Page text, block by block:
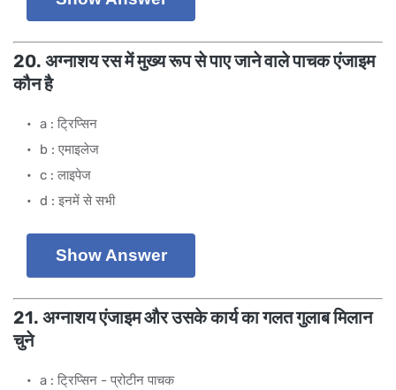
20. अग्नाशय रस में मुख्य रूप से पाए जाने वाले पाचक एंजाइम
कौन है
a : ट्रिप्सिन
b : एमाइलेज
c : लाइपेज
d : इनमें से सभी
Show Answer
21. अग्नाशय एंजाइम और उसके कार्य का गलत गुलाब मिलान
चुने
a : ट्रिप्सिन - प्रोटीन पाचक